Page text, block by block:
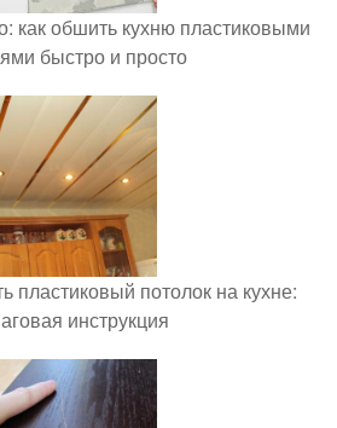
как обшить кухню пластиковыми
быстро и просто
пластиковый потолок на кухне:
инструкция